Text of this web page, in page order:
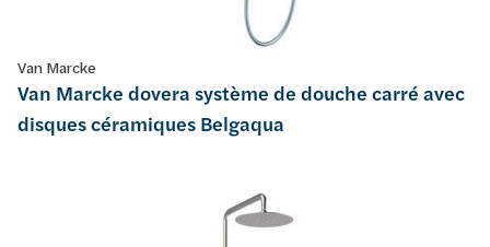
Van Marcke
Van Marcke dovera système de douche carré avec
disques céramiques Belgaqua